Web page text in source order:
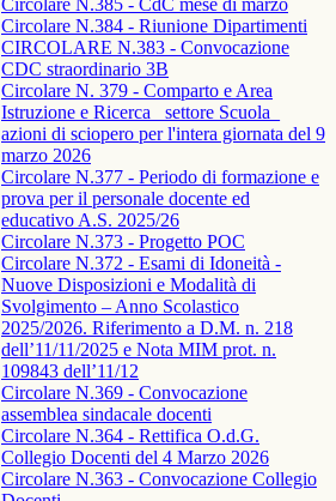
Circolare N.385 - CdC mese di marzo
Circolare N.384 - Riunione Dipartimenti
CIRCOLARE N.383 - Convocazione
CDC straordinario 3B
Circolare N. 379 - Comparto e Area
Istruzione e Ricerca_ settore Scuola_
azioni di sciopero per l'intera giornata del 9
marzo 2026
Circolare N.377 - Periodo di formazione e
prova per il personale docente ed
educativo A.S. 2025/26
Circolare N.373 - Progetto POC
Circolare N.372 - Esami di Idoneità -
Nuove Disposizioni e Modalità di
Svolgimento – Anno Scolastico
2025/2026. Riferimento a D.M. n. 218
dell’11/11/2025 e Nota MIM prot. n.
109843 dell’11/12
Circolare N.369 - Convocazione
assemblea sindacale docenti
Circolare N.364 - Rettifica O.d.G.
Collegio Docenti del 4 Marzo 2026
Circolare N.363 - Convocazione Collegio